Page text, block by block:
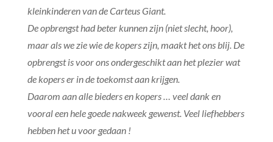
kleinkinderen van de Carteus Giant.
De opbrengst had beter kunnen zijn (niet slecht, hoor),
maar als we zie wie de kopers zijn, maakt het ons blij. De
opbrengst is voor ons ondergeschikt aan het plezier wat
de kopers er in de toekomst aan krijgen.
Daarom aan alle bieders en kopers … veel dank en
vooral een hele goede nakweek gewenst. Veel liefhebbers
hebben het u voor gedaan !